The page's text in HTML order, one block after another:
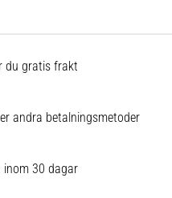
du gratis frakt
andra betalningsmetoder
inom 30 dagar